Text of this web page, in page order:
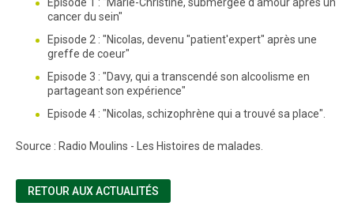
cancer du sein"
Episode 2 : "Nicolas, devenu "patient'expert" après une
greffe de coeur"
Episode 3 : "Davy, qui a transcendé son alcoolisme en
partageant son expérience"
Episode 4 : "Nicolas, schizophrène qui a trouvé sa place".
Source : Radio Moulins - Les Histoires de malades.
RETOUR AUX ACTUALITÉS